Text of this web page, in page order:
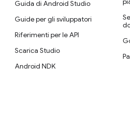
Guida di Android Studio
Guide per gli sviluppatori
Riferimenti per le API
Scarica Studio
Android NDK